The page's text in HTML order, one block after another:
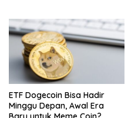
ETF Dogecoin Bisa Hadir
Minggu Depan, Awal Era